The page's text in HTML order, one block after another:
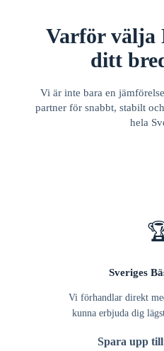
Varför välja
ditt
Vi är inte bara en
partner för snabbt, stabilt
hela
Sveriges
Vi förhandlar direkt
kunna erbjuda dig
Spara upp